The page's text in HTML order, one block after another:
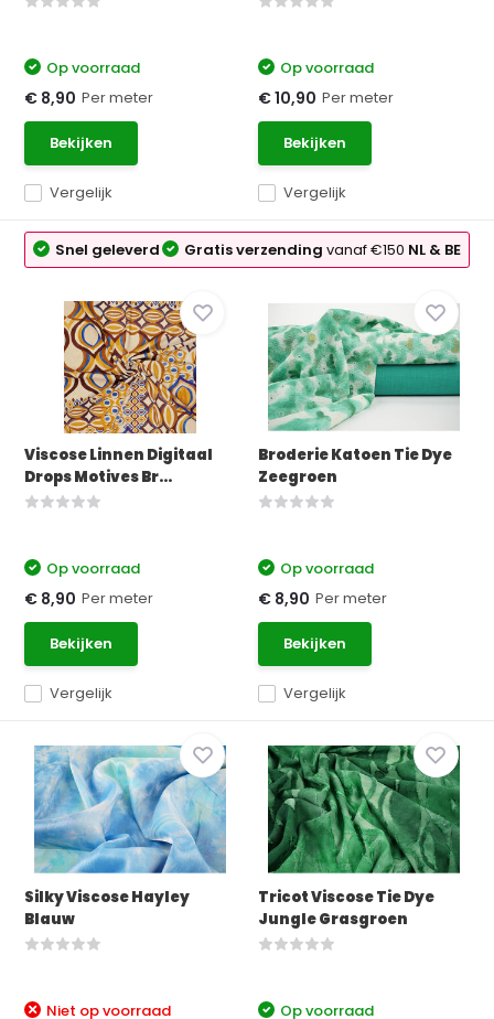
Vergelijk
Op voorraad
€ 8,90 Per meter
Bekijken
Vergelijk
Op voorraad
€ 10,90 Per meter
Bekijken
Snel geleverd Gratis verzendingvanaf €150 NL & BE
Viscose Linnen Digitaal
Drops Motives Br...
Vergelijk
Op voorraad
€ 8,90 Per meter
Bekijken
Broderie Katoen Tie Dye
Zeegroen
Vergelijk
Op voorraad
€ 8,90 Per meter
Bekijken
Silky Viscose Hayley
Blauw
Niet op voorraad
Tricot Viscose Tie Dye
Jungle Grasgroen
Op voorraad